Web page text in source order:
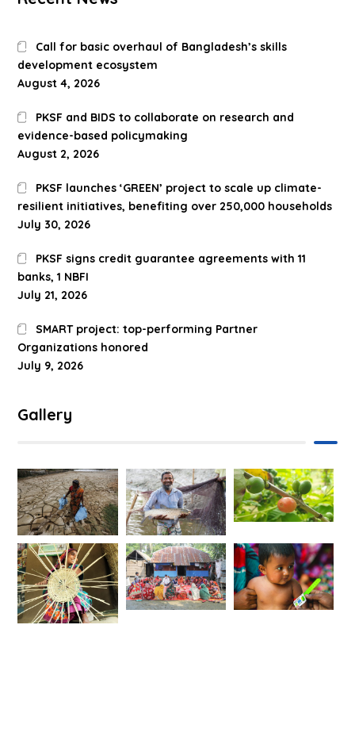
Call for basic overhaul of Bangladesh’s skills
development ecosystem
August 4, 2026
PKSF and BIDS to collaborate on research and
evidence-based policymaking
August 2, 2026
PKSF launches ‘GREEN’ project to scale up climate-
resilient initiatives, benefiting over 250,000 households
July 30, 2026
PKSF signs credit guarantee agreements with 11
banks, 1 NBFI
July 21, 2026
SMART project: top-performing Partner
Organizations honored
July 9, 2026
Gallery